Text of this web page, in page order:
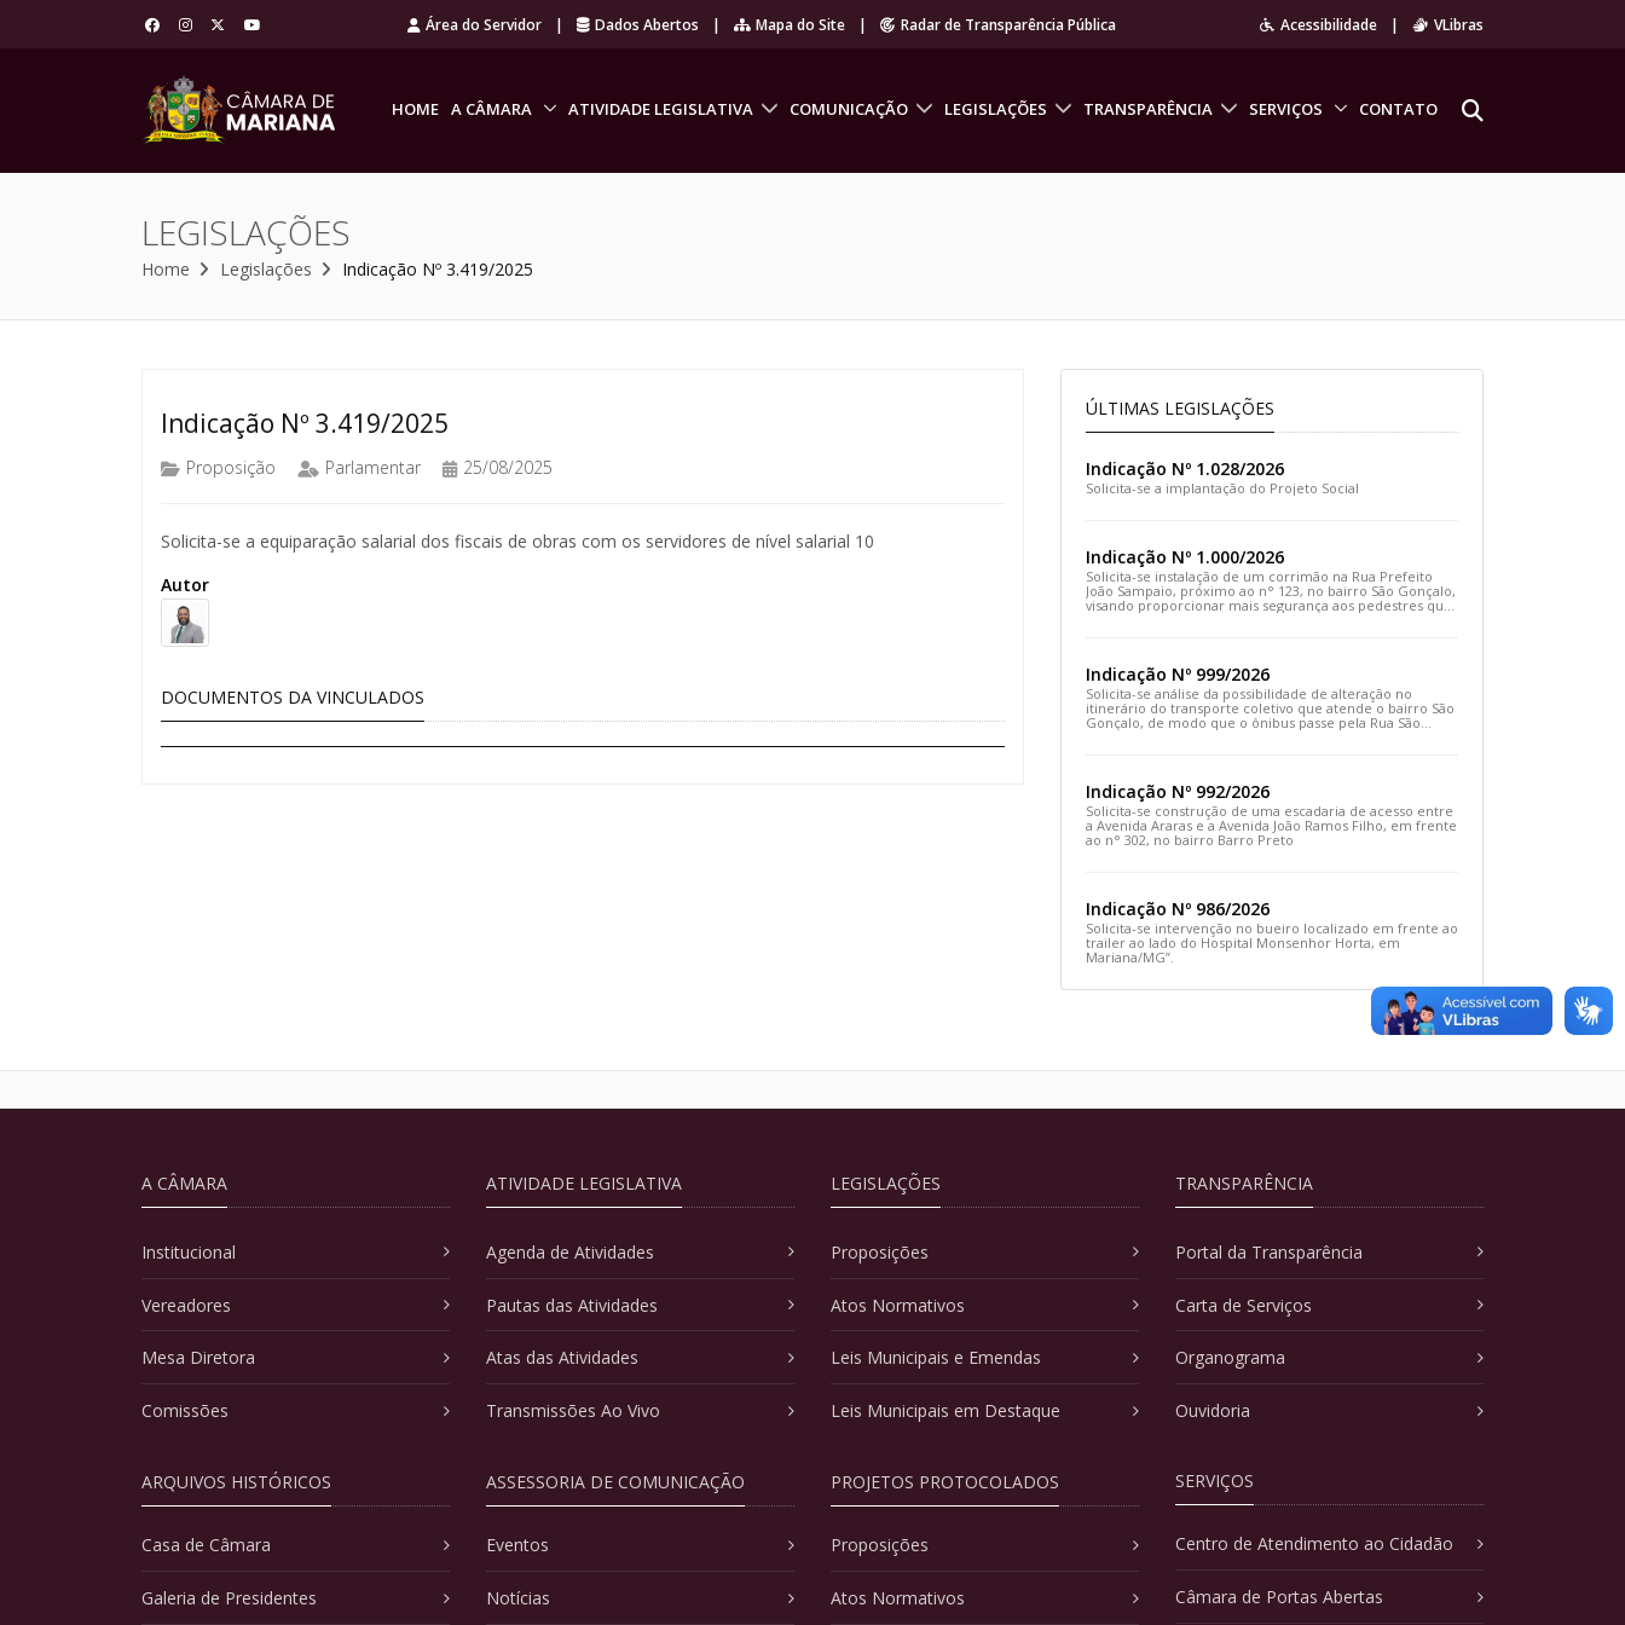
Área do Servidor | Dados Abertos | Mapa do Site | Radar de Transparência Pública Acessibilidade | VLibras
HOME A CÂMARA ATIVIDADE LEGISLATIVA COMUNICAÇÃO LEGISLAÇÕES TRANSPARÊNCIA SERVIÇOS CONTATO
LEGISLAÇÕES
Home Legislações Indicação Nº 3.419/2025
Indicação Nº 3.419/2025
Proposição Parlamentar 25/08/2025
Solicita-se a equiparação salarial dos fiscais de obras com os servidores de nível salarial 10
Autor
DOCUMENTOS DA VINCULADOS
ÚLTIMAS LEGISLAÇÕES
Indicação Nº 1.028/2026
Solicita-se a implantação do Projeto Social
Indicação Nº 1.000/2026
Solicita-se instalação de um corrimão na Rua Prefeito
João Sampaio, próximo ao n° 123, no bairro São Gonçalo,
visando proporcionar mais segurança aos pedestres que
transitam pelo local
Indicação Nº 999/2026
Solicita-se análise da possibilidade de alteração no
itinerário do transporte coletivo que atende o bairro São
Gonçalo, de modo que o ônibus passe pela Rua São
Gonçalo, desça pela Travessa São Gonçalo e siga pela
Indicação Nº 992/2026
Solicita-se construção de uma escadaria de acesso entre
a Avenida Araras e a Avenida João Ramos Filho, em frente
ao n° 302, no bairro Barro Preto
Indicação Nº 986/2026
Solicita-se intervenção no bueiro localizado em frente ao
trailer ao lado do Hospital Monsenhor Horta, em
Mariana/MG”.
A CÂMARA
Institucional
Vereadores
Mesa Diretora
Comissões
ARQUIVOS HISTÓRICOS
Casa de Câmara
Galeria de Presidentes
ATIVIDADE LEGISLATIVA
Agenda de Atividades
Pautas das Atividades
Atas das Atividades
Transmissões Ao Vivo
ASSESSORIA DE COMUNICAÇÃO
Eventos
Notícias
LEGISLAÇÕES
Proposições
Atos Normativos
Leis Municipais e Emendas
Leis Municipais em Destaque
PROJETOS PROTOCOLADOS
Proposições
Atos Normativos
TRANSPARÊNCIA
Portal da Transparência
Carta de Serviços
Organograma
Ouvidoria
SERVIÇOS
Centro de Atendimento ao Cidadão
Câmara de Portas Abertas